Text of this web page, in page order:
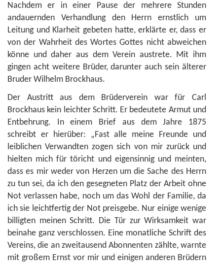
Nachdem er in einer Pause der mehrere Stunden
andauernden Verhandlung den Herrn ernstlich um
Leitung und Klarheit gebeten hatte, erklärte er, dass er
von der Wahrheit des Wortes Gottes nicht abweichen
könne und daher aus dem Verein austrete. Mit ihm
gingen acht weitere Brüder, darunter auch sein älterer
Bruder Wilhelm Brockhaus.
Der Austritt aus dem Brüderverein war für Carl
Brockhaus kein leichter Schritt. Er bedeutete Armut und
Entbehrung. In einem Brief aus dem Jahre 1875
schreibt er hierüber: „Fast alle meine Freunde und
leiblichen Verwandten zogen sich von mir zurück und
hielten mich für töricht und eigensinnig und meinten,
dass es mir weder von Herzen um die Sache des Herrn
zu tun sei, da ich den gesegneten Platz der Arbeit ohne
Not verlassen habe, noch um das Wohl der Familie, da
ich sie leichtfertig der Not preisgebe. Nur einige wenige
billigten meinen Schritt. Die Tür zur Wirksamkeit war
beinahe ganz verschlossen. Eine monatliche Schrift des
Vereins, die an zweitausend Abonnenten zählte, warnte
mit großem Ernst vor mir und einigen anderen Brüdern